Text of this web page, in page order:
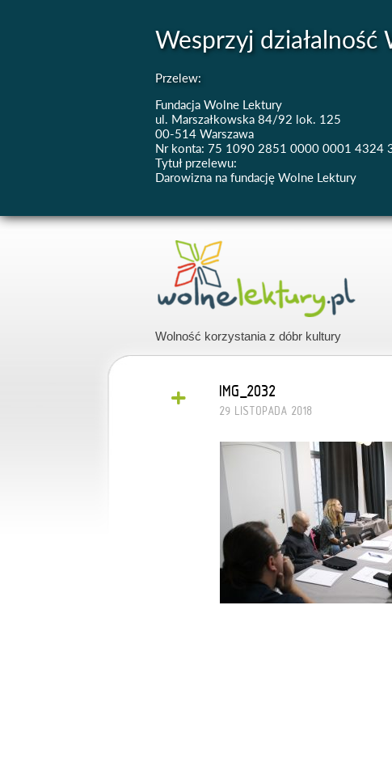
Wesprzyj
Przelew:
Fundacja Wolne Lektury
ul. Marszałkowska 84/92 lok. 125
00-514 Warszawa
Nr konta: 75 1090 2851 0000 0001 4324
Tytuł przelewu:
Darowizna na fundację Wolne Lektury
Wolność korzystania z dóbr kultury
+ IMG_2032
29 LISTOPADA 2018